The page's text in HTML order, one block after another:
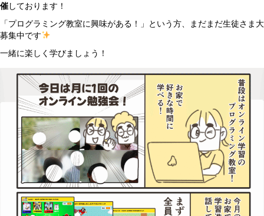
催しております！
「プログラミング教室に興味がある！」という方、まだまだ生徒さま大
募集中です
一緒に楽しく学びましょう！